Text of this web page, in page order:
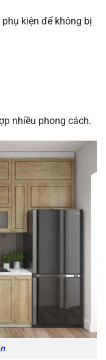
kiện để không bị
nhiều phong cách.